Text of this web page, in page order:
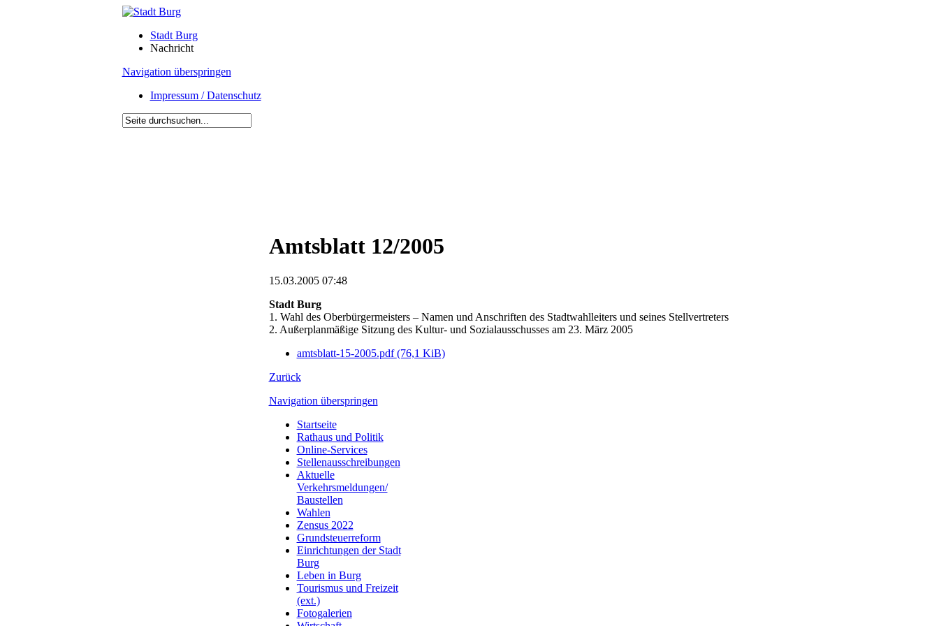
Stadt Burg
Nachricht
Navigation überspringen
Impressum / Datenschutz
Amtsblatt 12/2005
15.03.2005 07:48
Stadt Burg
1. Wahl des Oberbürgermeisters – Namen und Anschriften des Stadtwahlleiters und seines Stellvertreters
2. Außerplanmäßige Sitzung des Kultur- und Sozialausschusses am 23. März 2005
amtsblatt-15-2005.pdf(76,1 KiB)
Zurück
Navigation überspringen
Startseite
Rathaus und Politik
Online-Services
Stellenausschreibungen
Aktuelle
Verkehrsmeldungen/
Baustellen
Wahlen
Zensus 2022
Grundsteuerreform
Einrichtungen der Stadt
Burg
Leben in Burg
Tourismus und Freizeit
(ext.)
Fotogalerien